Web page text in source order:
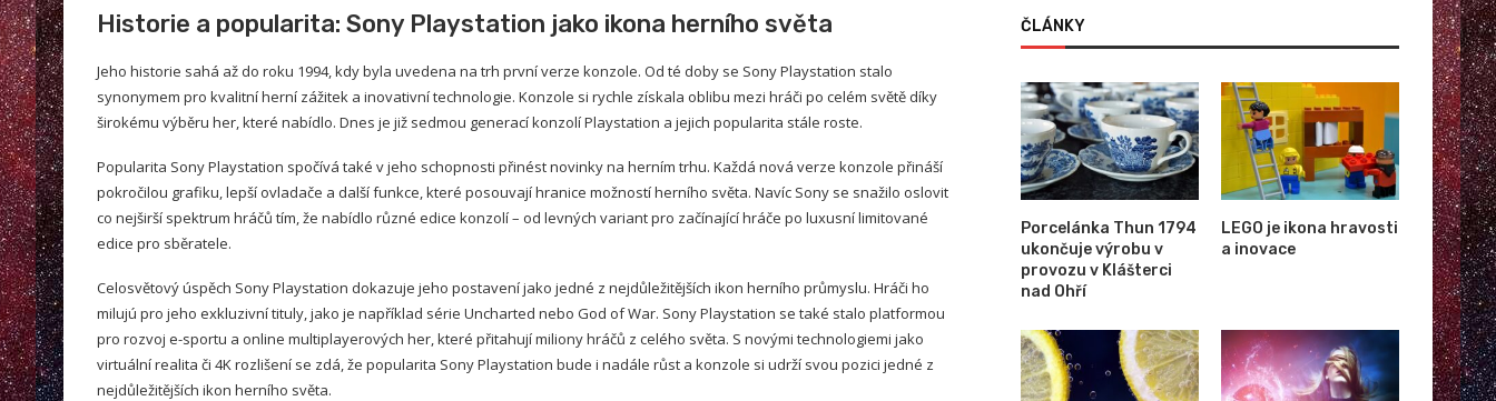
Historie a popularita: Sony Playstation jako ikona herního světa
Jeho historie sahá až do roku 1994, kdy byla uvedena na trh první verze konzole. Od té doby se Sony Playstation stalo
synonymem pro kvalitní herní zážitek a inovativní technologie. Konzole si rychle získala oblibu mezi hráči po celém světě díky
širokému výběru her, které nabídlo. Dnes je již sedmou generací konzolí Playstation a jejich popularita stále roste.
Popularita Sony Playstation spočívá také v jeho schopnosti přinést novinky na herním trhu. Každá nová verze konzole přináší
pokročilou grafiku, lepší ovladače a další funkce, které posouvají hranice možností herního světa. Navíc Sony se snažilo oslovit
co nejširší spektrum hráčů tím, že nabídlo různé edice konzolí – od levných variant pro začínající hráče po luxusní limitované
edice pro sběratele.
Celosvětový úspěch Sony Playstation dokazuje jeho postavení jako jedné z nejdůležitějších ikon herního průmyslu. Hráči ho
milujú pro jeho exkluzivní tituly, jako je například série Uncharted nebo God of War. Sony Playstation se také stalo platformou
pro rozvoj e-sportu a online multiplayerových her, které přitahují miliony hráčů z celého světa. S novými technologiemi jako
virtuální realita či 4K rozlišení se zdá, že popularita Sony Playstation bude i nadále růst a konzole si udrží svou pozici jedné z
nejdůležitějších ikon herního světa.
ČLÁNKY
Porcelánka Thun 1794
ukončuje výrobu v
provozu v Klášterci
nad Ohří
LEGO je ikona hravosti
a inovace